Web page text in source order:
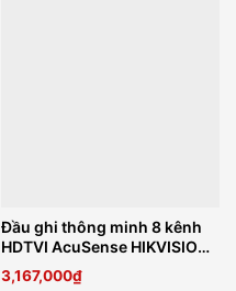
Đầu ghi thông minh 8 kênh
HDTVI AcuSense HIKVISION
IDS-7208HQHI-M2/FA
3,167,000₫